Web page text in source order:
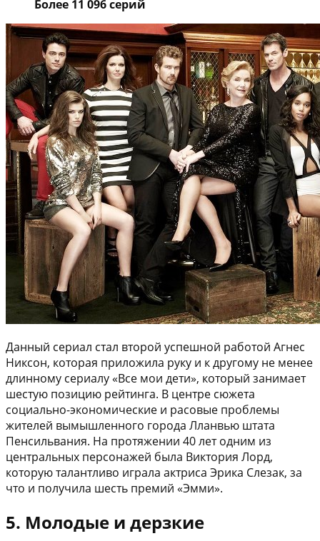
Более 11 096 серий
Данный сериал стал второй успешной работой Агнес
Никсон, которая приложила руку и к другому не менее
длинному сериалу «Все мои дети», который занимает
шестую позицию рейтинга. В центре сюжета
социально-экономические и расовые проблемы
жителей вымышленного города Лланвью штата
Пенсильвания. На протяжении 40 лет одним из
центральных персонажей была Виктория Лорд,
которую талантливо играла актриса Эрика Слезак, за
что и получила шесть премий «Эмми».
5. Молодые и дерзкие